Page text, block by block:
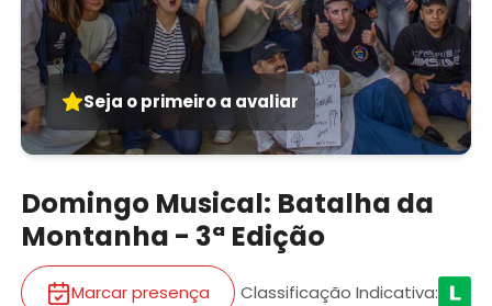
Seja o primeiro a avaliar
Domingo Musical: Batalha da
Montanha - 3ª Edição
Marcar presença Classificação Indicativa: